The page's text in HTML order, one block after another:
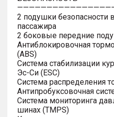
2 подушки безопасности
пассажира
2 боковые передние
Антиблокировочная
(ABS)
Система стабилизации
Эс-Си (ESC)
Система распределения
Антипробуксовочная
Система мониторинга
шинах (TMPS)